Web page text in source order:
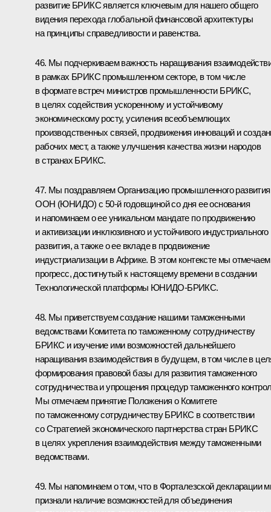
развитие БРИКС является ключевым для нашего общего
видения перехода глобальной финансовой архитектуры
на принципы справедливости и равенства.
46. Мы подчеркиваем важность наращивания
в рамках БРИКС промышленном секторе, в том числе
в формате встреч министров промышленности БРИКС,
в целях содействия ускоренному и устойчивому
экономическому росту, усиления всеобъемлющих
производственных связей, продвижения инноваций и
рабочих мест, а также улучшения качества жизни народов
в странах БРИКС.
47. Мы поздравляем Организацию промышленного развития
ООН (ЮНИДО) с 50-й годовщиной со дня ее основания
и напоминаем о ее уникальном мандате по продвижению
и активизации инклюзивного и устойчивого индустриального
развития, а также о ее вкладе в продвижение
индустриализации в Африке. В этом контексте мы отмечаем
прогресс, достигнутый к настоящему времени в создании
Технологической платформы ЮНИДО-БРИКС.
48. Мы приветствуем создание нашими таможенными
ведомствами Комитета по таможенному сотрудничеству
БРИКС и изучение ими возможностей дальнейшего
наращивания взаимодействия в будущем, в том числе в
формирования правовой базы для развития таможенного
сотрудничества и упрощения процедур таможенного
Мы отмечаем принятие Положения о Комитете
по таможенному сотрудничеству БРИКС в соответствии
со Стратегией экономического партнерства стран БРИКС
в целях укрепления взаимодействия между таможенными
ведомствами.
49. Мы напоминаем о том, что в Форталезской декларации
признали наличие возможностей для объединения